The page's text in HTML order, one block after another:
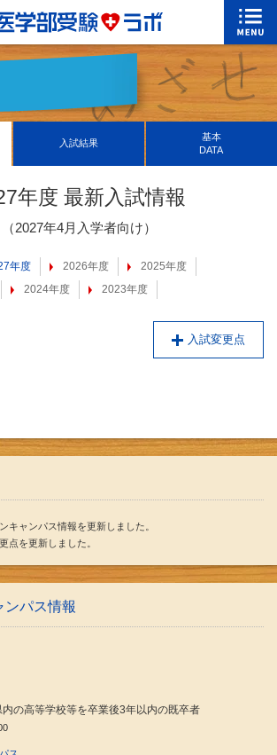
入試結果
基本
DATA
年度 最新入試情報
（2027年4月入学者向け）
年度 2026年度
2025年度
2024年度
2023年度
入試変更点
キャンパス情報を更新しました。
点を更新しました。
ンパス情報
の高等学校等を卒業後3年以内の既卒者